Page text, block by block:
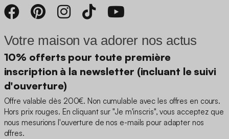
Votre maison va adorer nos actus
10% offerts pour toute première
inscription à la newsletter (incluant le suivi
d'ouverture)
Offre valable dès 200€. Non cumulable avec les offres en cours.
Hors prix rouges. En cliquant sur "Je m'inscris", vous acceptez que
nous mesurions l'ouverture de nos e-mails pour adapter nos
offres.